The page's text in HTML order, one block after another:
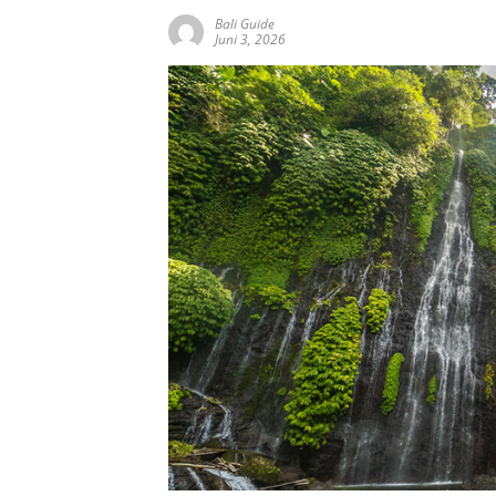
Bali Guide
Juni 3, 2026